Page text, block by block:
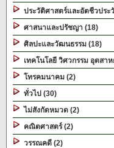
ประวัติศาสตร์และอัตชีวประ
ศาสนาและปรัชญา (18)
ศิลปะและวัฒนธรรม (18)
เทคโนโลยี วิศวกรรม อุตสา
โทรคมนาคม (2)
ทั่วไป (30)
ไม่สังกัดหมวด (2)
คณิตศาสตร์ (2)
วรรณคดี (2)